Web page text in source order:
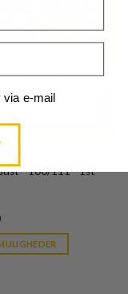
- 100/111 - 1st
Current
is:
kr. 39,95.
e-mail